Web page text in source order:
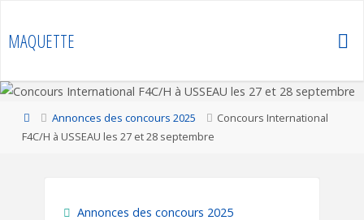
content
MAQUETTE
HomeAnnonces des concours 2025
Concours International
F4C/H à USSEAU les 27 et 28 septembre
Annonces des concours 2025